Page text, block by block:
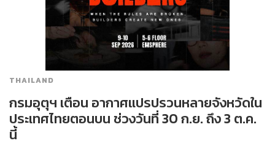
THAILAND
กรมอุตุฯ เตือน อากาศแปรปรวนหลายจังหวัดใน
ประเทศไทยตอนบน ช่วงวันที่ 30 ก.ย. ถึง 3 ต.ค.
นี้